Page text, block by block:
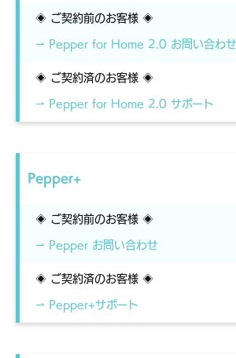
◈ ご契約前のお客様 ◈
⇀ Pepper for Home 2.0 お問い合わせ
◈ ご契約済のお客様 ◈
⇀ Pepper for Home 2.0 サポート
Pepper+
◈ ご契約前のお客様 ◈
⇀ Pepper お問い合わせ
◈ ご契約済のお客様 ◈
⇀ Pepper+サポート